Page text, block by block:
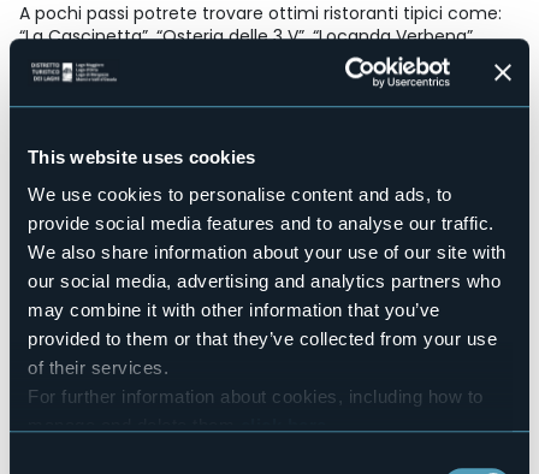
This website uses cookies
We use cookies to personalise content and ads, to
provide social media features and to analyse our traffic.
We also share information about your use of our site with
our social media, advertising and analytics partners who
may combine it with other information that you’ve
provided to them or that they’ve collected from your use
of their services.
For further information about cookies, including how to
A pochi passi potrete trovare ottimi ristoranti tipici come:
“La Cascinetta”, “Osteria delle 3 V”, “Locanda Verbena”,
“Ristorante Pizzeria Arlecchino”.
Adriana, Pierandrea & Alfredo Vi Aspettano !!!
Accesible for disables guests
Wellness
Conference hall
Swimming pool
Sì
Sì